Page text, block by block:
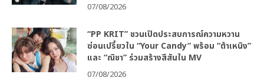
07/08/2026
“PP KRIT” ชวนเปิดประสบการณ์ความหวาน
ซ่อนเปรี้ยวใน “Your Candy” พร้อม “ต้าเหนิง”
และ “ณิชา” ร่วมสร้างสีสันใน MV
07/08/2026